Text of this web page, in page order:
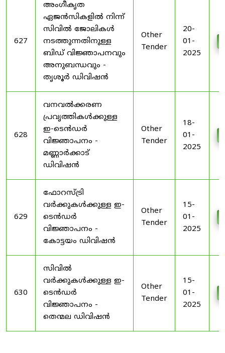
627
അംഗീകൃത
ഏജൻസികളിൽ നിന്ന്
സിവിൽ ജോലികൾ
നടത്തുന്നതിനുള്ള
ബിഡ് വിജ്ഞാപനവും
അനുബന്ധവും -
തൃശൂർ ഡിവിഷൻ
Other
Tender
20-
01-
2025
628
വനവൽക്കരണ
പ്രവൃത്തികൾക്കുള്ള
ഇ-ടെൻഡർ
വിജ്ഞാപനം -
മണ്ണാർക്കാട്
ഡിവിഷൻ
Other
Tender
18-
01-
2025
629
ഫോറസ്ട്രി
വർക്കുകൾക്കുള്ള ഇ-
ടെൻഡർ
വിജ്ഞാപനം -
കോട്ടയം ഡിവിഷൻ
Other
Tender
15-
01-
2025
630
സിവിൽ
വർക്കുകൾക്കുള്ള ഇ-
ടെൻഡർ
വിജ്ഞാപനം -
തെന്മല ഡിവിഷൻ
Other
Tender
15-
01-
2025